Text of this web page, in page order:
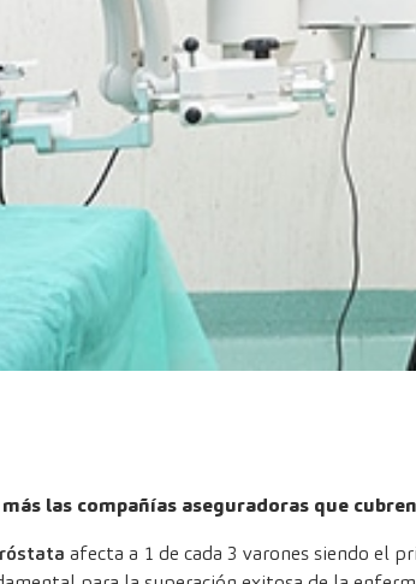
más las compañías aseguradoras que
afecta a 1 de cada 3 varones siendo el